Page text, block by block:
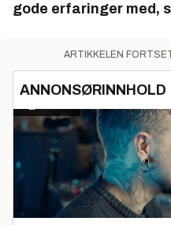
gode erfaringer med,
ARTIKKELEN
ANNONSØRINNHOLD